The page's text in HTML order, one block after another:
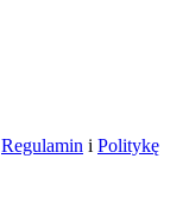
Regulamin i Politykę